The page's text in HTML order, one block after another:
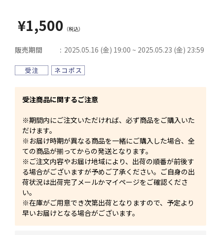
¥1,500
販売期間 2025.05.16 (金) 19:00 ~ 2025.05.23 (金) 23:59
受注商品に関するご注意
※期間内にご注文いただければ、必ず商品をご購入いた
だけます。
※お届け時期が異なる商品を一緒にご購入した場合、全
ての商品が揃ってからの発送となります。
※ご注文内容やお届け地域により、出荷の順番が前後す
る場合がございますが予めご了承ください。ご自身の出
荷状況は出荷完了メールかマイページをご確認くださ
い。
※在庫がご用意でき次第出荷となりますので、予定より
早いお届けとなる場合がございます。